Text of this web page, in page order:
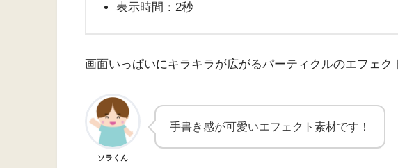
表示時間：2秒
画面いっぱいにキラキラが広がるパーティクルのエフェク
ソラくん
手書き感が可愛いエフェクト素材です！